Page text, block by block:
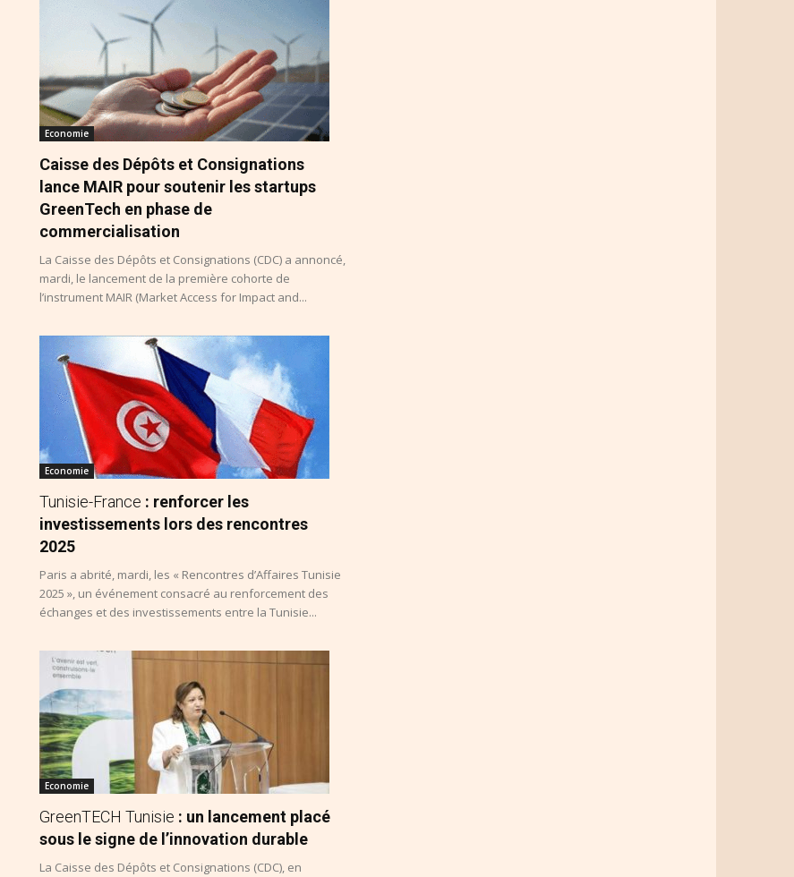
Economie
Caisse des Dépôts et Consignations
lance MAIR pour soutenir les startups
GreenTech en phase de
commercialisation
La Caisse des Dépôts et Consignations (CDC) a annoncé,
mardi, le lancement de la première cohorte de
l’instrument MAIR (Market Access for Impact and...
Economie
Tunisie-France : renforcer les
investissements lors des rencontres
2025
Paris a abrité, mardi, les « Rencontres d’Affaires Tunisie
2025 », un événement consacré au renforcement des
échanges et des investissements entre la Tunisie...
Economie
GreenTECH Tunisie : un lancement placé
sous le signe de l’innovation durable
La Caisse des Dépôts et Consignations (CDC), en